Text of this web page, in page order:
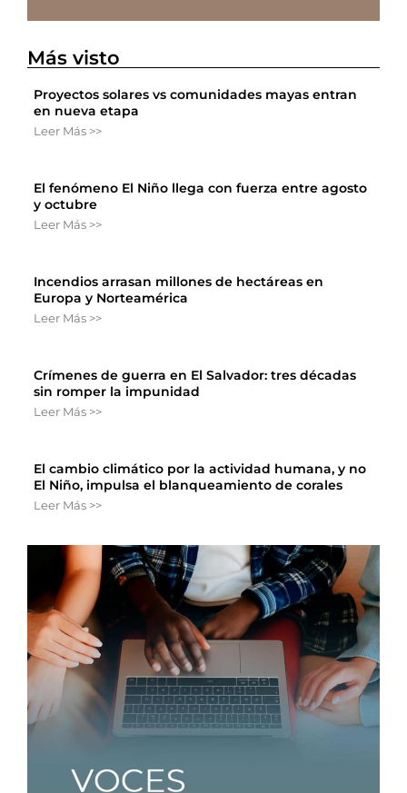
Más visto
Proyectos solares vs comunidades mayas entran
en nueva etapa
Leer Más >>
El fenómeno El Niño llega con fuerza entre agosto
y octubre
Leer Más >>
Incendios arrasan millones de hectáreas en
Europa y Norteamérica
Leer Más >>
Crímenes de guerra en El Salvador: tres décadas
sin romper la impunidad
Leer Más >>
El cambio climático por la actividad humana, y no
El Niño, impulsa el blanqueamiento de corales
Leer Más >>